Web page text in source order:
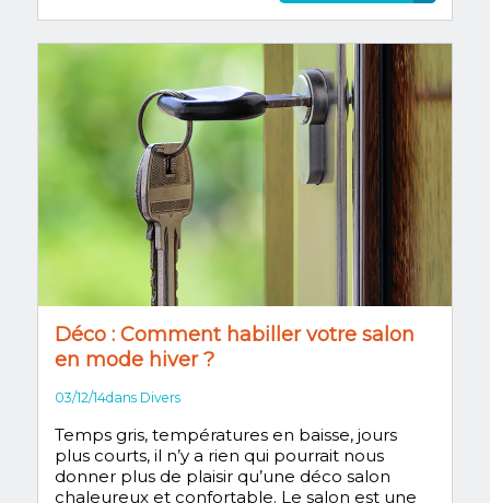
Déco : Comment habiller votre salon
en mode hiver ?
03/12/14dans Divers
Temps gris, températures en baisse, jours
plus courts, il n’y a rien qui pourrait nous
donner plus de plaisir qu’une déco salon
chaleureux et confortable. Le salon est une